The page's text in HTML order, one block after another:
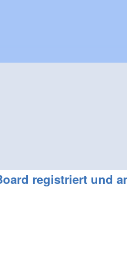
registriert und